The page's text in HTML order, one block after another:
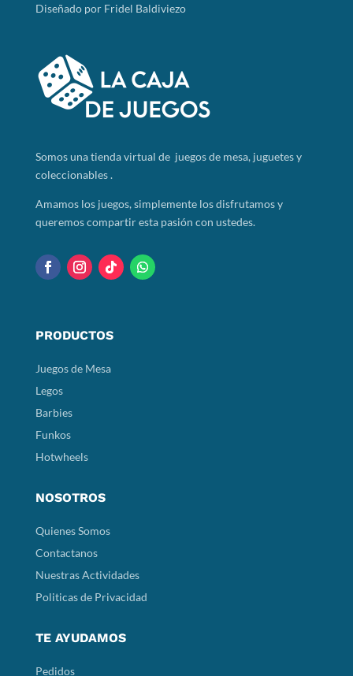
Diseñado por Fridel Baldiviezo
Somosuna tienda virtual de juegos de mesa, juguetes y
coleccionables .
Amamos los juegos, simplemente los disfrutamos y
queremos compartir esta pasión con ustedes.
PRODUCTOS
Juegos de Mesa
Legos
Barbies
Funkos
Hotwheels
NOSOTROS
Quienes Somos
Contactanos
Nuestras Actividades
Politicas de Privacidad
TE AYUDAMOS
Pedidos